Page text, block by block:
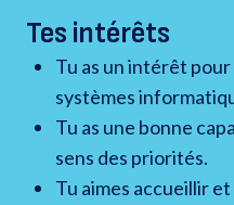
Tes intérêts
Tu as un intérêt
systèmes
Tu as une bonne
sens des priorités.
Tu aimes accueillir